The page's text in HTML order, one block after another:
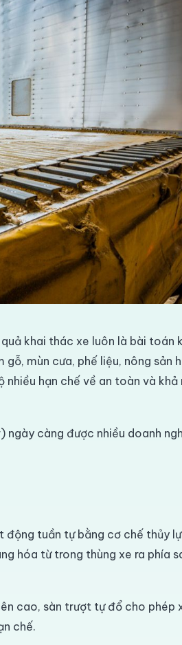
khai thác xe luôn là bài toán
mùn cưa, phế liệu, nông sản
hạn chế về an toàn và khả
càng được nhiều doanh
tuần tự bằng cơ chế thủy
hóa từ trong thùng xe ra phía
cao, sàn trượt tự đổ cho phép
chế.